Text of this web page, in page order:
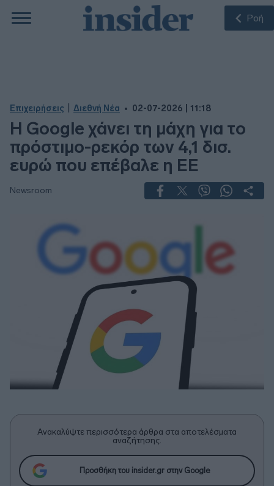
Ροή
Επιχειρήσεις Διεθνή Νέα 02-07-2026 | 11:18
Η Google χάνει τη μάχη για το
πρόστιμο-ρεκόρ των 4,1 δισ.
ευρώ που επέβαλε η ΕΕ
Newsroom
Ανακαλύψτε περισσότερα άρθρα στα αποτελέσματα
αναζήτησης.
Προσθήκη του insider.gr στην Google